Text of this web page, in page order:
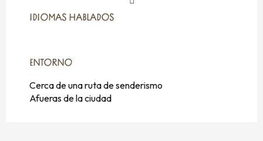
IDIOMAS HABLADOS
IDIOMAS HABLADOS
ENTORNO
ENTORNO
Cerca de una ruta de senderismo
Afueras de la ciudad